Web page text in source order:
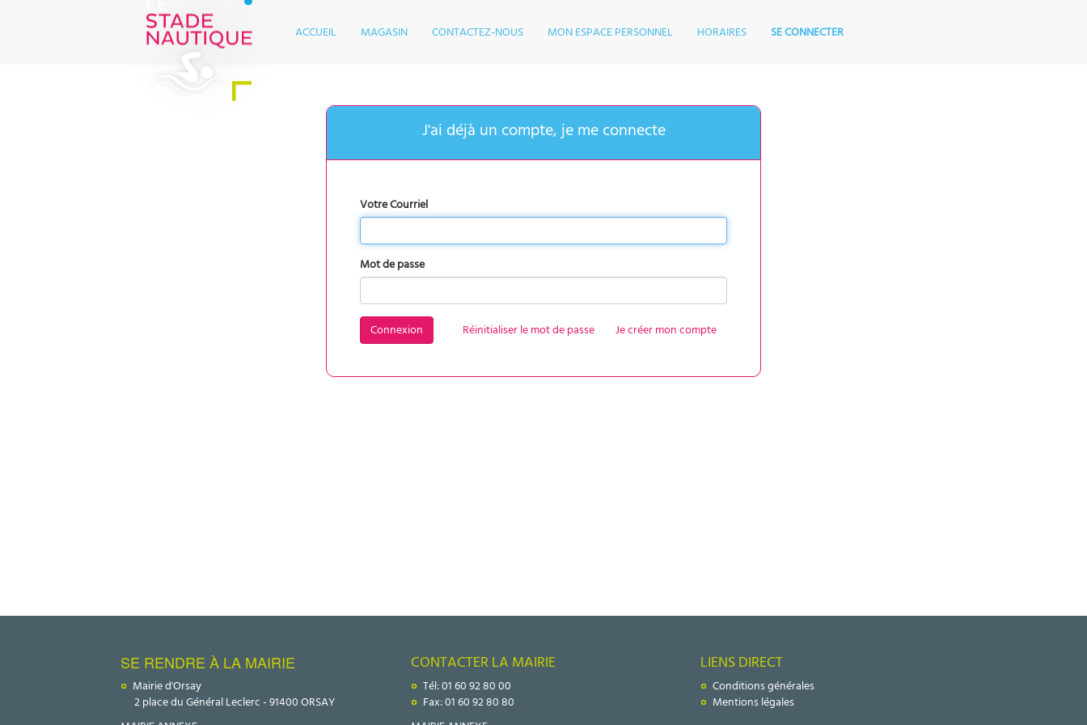
ACCUEIL MAGASIN CONTACTEZ-NOUS MON ESPACE PERSONNEL HORAIRES SE CONNECTER
Votre Courriel
Mot de passe
Je créer mon compte
Réinitialiser le mot de passe
Connexion
SE RENDRE À LA MAIRIE
Mairie d'Orsay
2 place du Général Leclerc - 91400 ORSAY
CONTACTER LA MAIRIE
Tél: 01 60 92 80 00
Fax: 01 60 92 80 80
LIENS DIRECT
Conditions générales
Mentions légales